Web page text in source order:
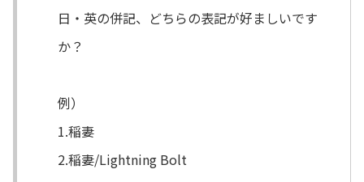
日・英の併記、どちらの表記が好ましいです
か？
例）
1.稲妻
2.稲妻/Lightning Bolt